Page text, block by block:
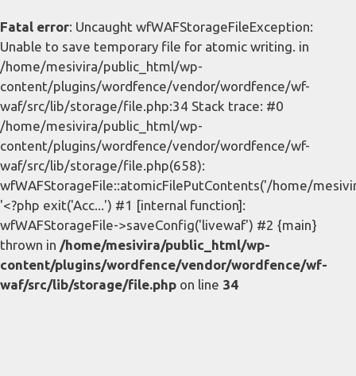
Fatal error: Uncaught wfWAFStorageFileException:
Unable to save temporary file for atomic writing. in
/home/mesivira/public_html/wp-
content/plugins/wordfence/vendor/wordfence/wf-
waf/src/lib/storage/file.php:34 Stack trace: #0
/home/mesivira/public_html/wp-
content/plugins/wordfence/vendor/wordfence/wf-
waf/src/lib/storage/file.php(658):
wfWAFStorageFile::atomicFilePutContents('/home/
'<?php exit('Acc...') #1 [internal function]:
wfWAFStorageFile->saveConfig('livewaf') #2 {main}
thrown in /home/mesivira/public_html/wp-
content/plugins/wordfence/vendor/wordfence/wf-
waf/src/lib/storage/file.php on line 34